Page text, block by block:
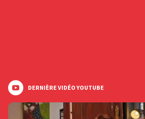
DERNIÈRE VIDÉO YOUTUBE